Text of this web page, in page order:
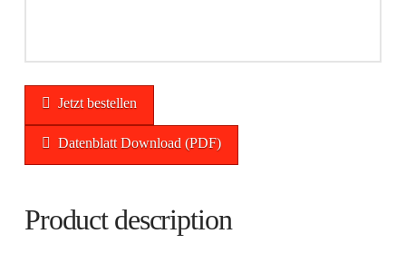
Jetzt bestellen
Datenblatt Download (PDF)
Product description